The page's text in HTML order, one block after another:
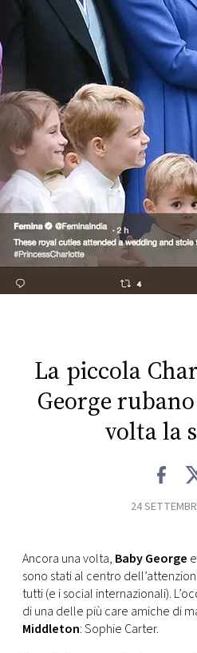
CONCORSI
EVENTI
VIDEO
TV
PRINCIPATO
DI
MONACO
CONSIGLIA
La piccola
George
volta la
24
Ancora una volta, Baby George
sono stati al centro
tutti (e i social internazionali).
di una delle più care amiche di
Middleton: Sophie Carter.